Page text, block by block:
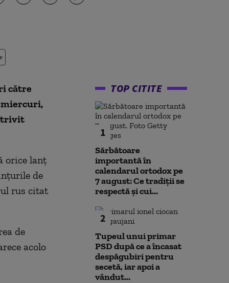
către
orice lanţ
de
rus citat
de
acolo
TOP CITITE
1
Sărbătoare
importantă în
calendarul ortodox pe
7 august: Ce tradiții se
respectă și cui...
2
Tupeul unui primar
PSD după ce a încasat
despăgubiri pentru
secetă, iar apoi a
vândut...